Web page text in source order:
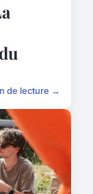
de lecture →